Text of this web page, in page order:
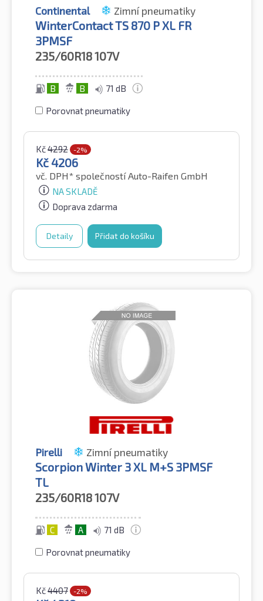
Continental Zimní pneumatiky
WinterContact TS 870 P XL FR
3PMSF
235/60R18107V
B B 71 dB
Porovnat pneumatiky
Kč4292 -2%
Kč4206
vč. DPH* společností Auto-Raifen GmbH
NA SKLADĚ
Doprava zdarma
Detaily Přidat do košíku
Pirelli Zimní pneumatiky
Scorpion Winter 3 XL M+S 3PMSF
TL
235/60R18107V
C A 71 dB
Porovnat pneumatiky
Kč4407 -2%